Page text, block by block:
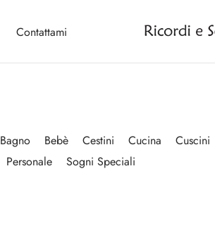
Contattami
Bagno Bebè Cestini Cucina Cuscini
Personale
Sogni Speciali